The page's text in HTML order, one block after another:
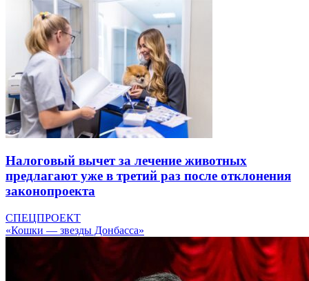
Налоговый вычет за лечение животных
предлагают уже в третий раз после отклонения
законопроекта
СПЕЦПРОЕКТ
«Кошки — звезды Донбасса»